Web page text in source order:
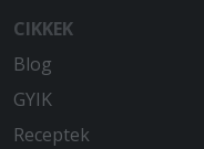
CIKKEK
Blog
GYIK
Receptek